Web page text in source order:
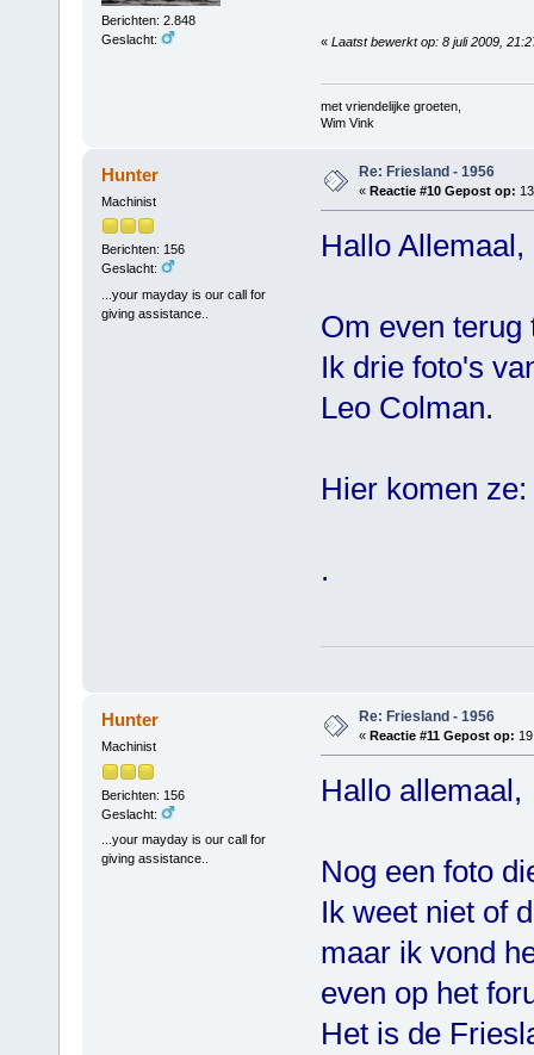
Berichten: 2.848
Geslacht:
« Laatst bewerkt op: 8 juli 2009,
met vriendelijke groeten,
Wim Vink
Hunter
Machinist
Berichten: 156
Geslacht:
...your mayday is our call for
giving assistance..
Re: Friesland - 1956
« Reactie #10 Gepost op:
Hallo Allemaal,
Om even terug
Ik drie foto's
Leo Colman.
Hier komen ze:
.
Hunter
Machinist
Berichten: 156
Geslacht:
...your mayday is our call for
giving assistance..
Re: Friesland - 1956
« Reactie #11 Gepost op:
Hallo allemaal,
Nog een foto
Ik weet niet of
maar ik vond
even op het
Het is de